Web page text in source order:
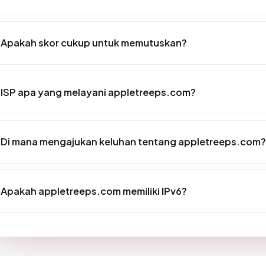
Apakah skor cukup untuk memutuskan?
ISP apa yang melayani appletreeps.com?
Di mana mengajukan keluhan tentang appletreeps.com?
Apakah appletreeps.com memiliki IPv6?